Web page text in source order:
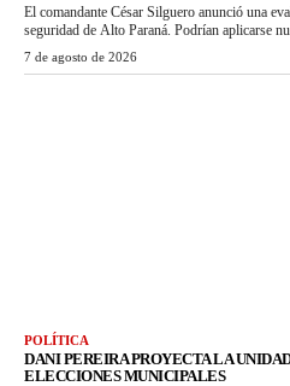
El comandante César Silguero anunció una
seguridad de Alto Paraná. Podrían aplicarse
7 de agosto de 2026
POLÍTICA
DANI PEREIRA PROYECTA LA
ELECCIONES MUNICIPALES